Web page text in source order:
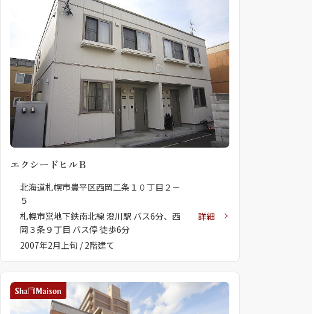
シャーメゾンライフ GUARD
らくらくプラチナ
エクシードヒルＢ
北海道札幌市豊平区西岡二条１０丁目２－
５
札幌市営地下鉄南北線 澄川駅 バス6分、西
岡３条９丁目 バス停 徒歩6分
2007年2月上旬 / 2階建て
詳細